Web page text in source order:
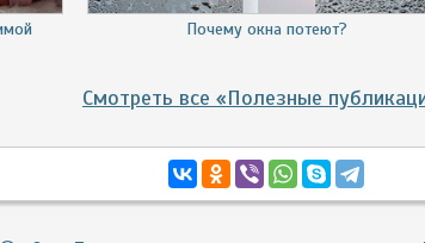
Почему окна потеют?
Смотреть все «Полезные